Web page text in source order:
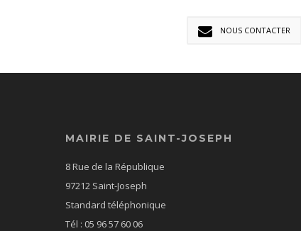
NOUS CONTACTER
MAIRIE DE SAINT-JOSEPH
8 Rue de la République
97212 Saint-Joseph
Standard téléphonique
Tél : 05 96 57 60 06